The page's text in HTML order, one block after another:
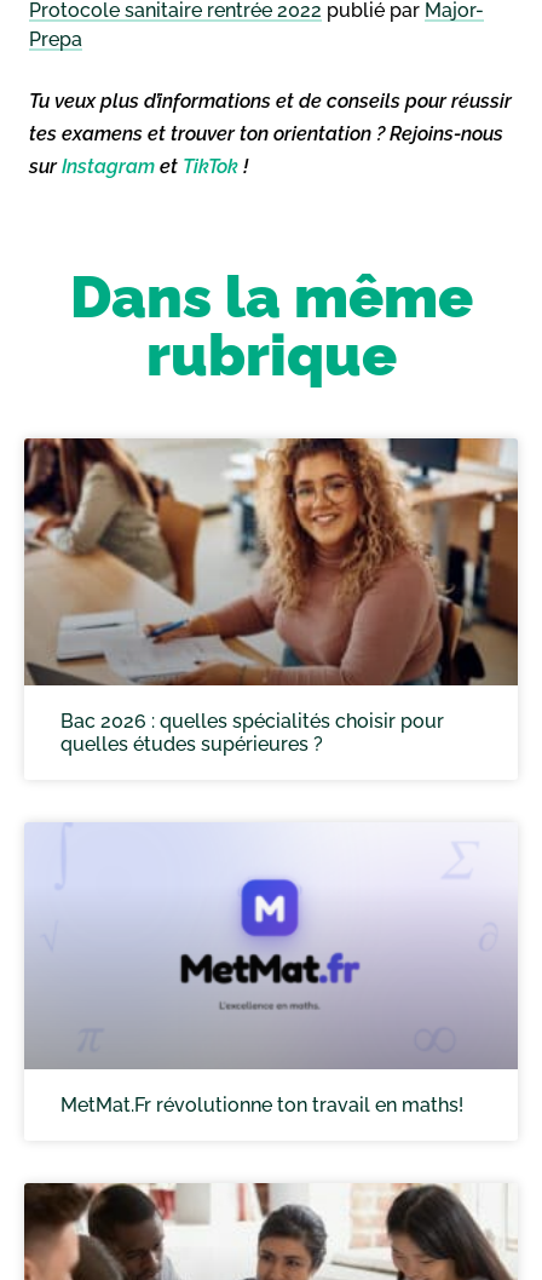
Protocole sanitaire rentrée 2022 publié par Major-
Prepa
Tu veux plus d’informations et de conseils pour réussir
tes examens et trouver ton orientation ? Rejoins-nous
surInstagram et TikTok !
Dans la même
rubrique
Bac 2026 : quelles spécialités choisir pour
quelles études supérieures ?
MetMat.Fr révolutionne ton travail en maths!